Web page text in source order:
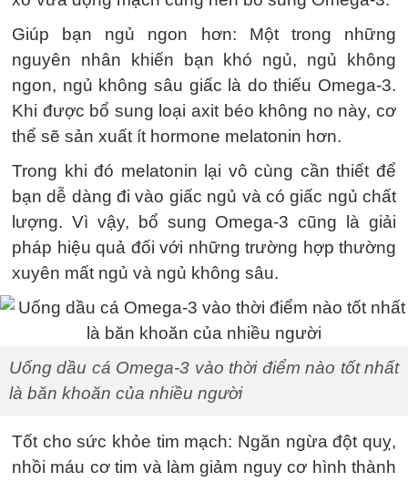
Giúp bạn ngủ ngon hơn: Một trong những
nguyên nhân khiến bạn khó ngủ, ngủ không
ngon, ngủ không sâu giấc là do thiếu Omega-3.
Khi được bổ sung loại axit béo không no này, cơ
thể sẽ sản xuất ít hormone melatonin hơn.
Trong khi đó melatonin lại vô cùng cần thiết để
bạn dễ dàng đi vào giấc ngủ và có giấc ngủ chất
lượng. Vì vậy, bổ sung Omega-3 cũng là giải
pháp hiệu quả đối với những trường hợp thường
xuyên mất ngủ và ngủ không sâu.
Uống dầu cá Omega-3 vào thời điểm nào tốt nhất
là băn khoăn của nhiều người
Tốt cho sức khỏe tim mạch: Ngăn ngừa đột quỵ,
nhồi máu cơ tim và làm giảm nguy cơ hình thành